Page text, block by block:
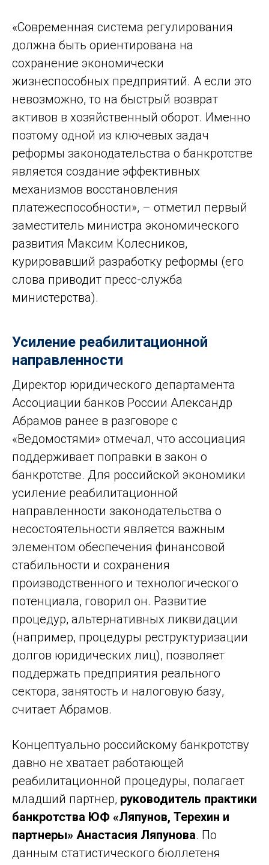
«Современная система регулирования
должна быть ориентирована на
сохранение экономически
жизнеспособных предприятий. А если это
невозможно, то на быстрый возврат
активов в хозяйственный оборот. Именно
поэтому одной из ключевых задач
реформы законодательства о банкротстве
является создание эффективных
механизмов восстановления
платежеспособности», – отметил первый
заместитель министра экономического
развития Максим Колесников,
курировавший разработку реформы (его
слова приводит пресс-служба
министерства).
Усиление реабилитационной
направленности
Директор юридического департамента
Ассоциации банков России Александр
Абрамов ранее в разговоре с
«Ведомостями» отмечал, что ассоциация
поддерживает поправки в закон о
банкротстве. Для российской экономики
усиление реабилитационной
направленности законодательства о
несостоятельности является важным
элементом обеспечения финансовой
стабильности и сохранения
производственного и технологического
потенциала, говорил он. Развитие
процедур, альтернативных ликвидации
(например, процедуры реструктуризации
долгов юридических лиц), позволяет
поддержать предприятия реального
сектора, занятость и налоговую базу,
считает Абрамов.
Концептуально российскому банкротству
давно не хватает работающей
реабилитационной процедуры, полагает
младший партнер, руководитель практики
банкротства ЮФ «Ляпунов, Терехин и
партнеры» Анастасия Ляпунова. По
данным статистического бюллетеня